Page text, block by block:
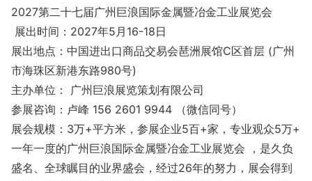
2027第二十七届广州巨浪国际金属暨冶金工业展览会
展出时间：2027年5月16-18日
展出地点：中国进出口商品交易会琶洲展馆C区首层 (广州
市海珠区新港东路980号)
主办单位： 广州巨浪展览策划有限公司
参展咨询：卢峰 156 2601 9944 （微信同号）
展会规模：3万+平方米，参展企业5百+家，专业观众5万+
一年一度的广州巨浪国际金属暨冶金工业展览会 ，是久负
盛名、全球瞩目的业界盛会，经过26年的努力，展会得到